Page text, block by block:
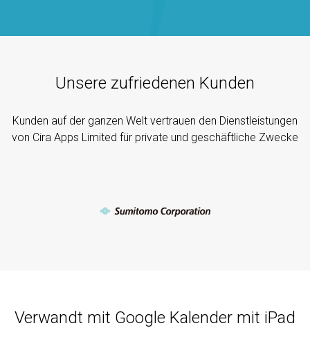
Unsere zufriedenen Kunden
Kunden auf der ganzen Welt vertrauen den Dienstleistungen
von Cira Apps Limited für private und geschäftliche Zwecke
Verwandt mit Google Kalender mit iPad